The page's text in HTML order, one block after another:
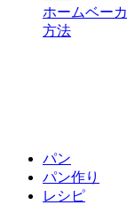
ホームベー
方法
パン
パン作り
レシピ